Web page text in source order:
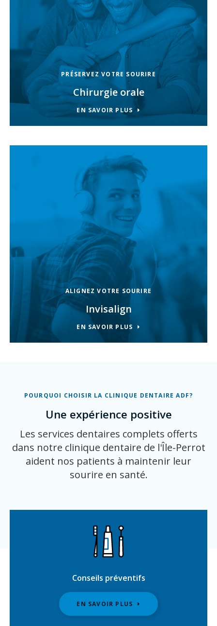
PRÉSERVEZ VOTRE SOURIRE
Chirurgie orale
EN SAVOIR PLUS
ALIGNEZ VOTRE SOURIRE
Invisalign
EN SAVOIR PLUS
POURQUOI CHOISIR LA CLINIQUE DENTAIRE ADF?
Une expérience positive
Les services dentaires complets offerts
dans notre clinique dentaire de l'Île-Perrot
aident nos patients à maintenir leur
sourire en santé.
Conseils préventifs
EN SAVOIR PLUS